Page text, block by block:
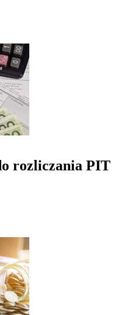
rozliczania PIT